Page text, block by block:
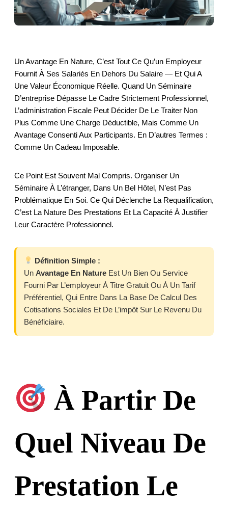
Un Avantage En Nature, C’est Tout Ce Qu’un Employeur
Fournit À Ses Salariés En Dehors Du Salaire — Et Qui A
Une Valeur Économique Réelle. Quand Un Séminaire
D’entreprise Dépasse Le Cadre Strictement Professionnel,
L’administration Fiscale Peut Décider De Le Traiter Non
Plus Comme Une Charge Déductible, Mais Comme Un
Avantage Consenti Aux Participants. En D’autres Termes :
Comme Un Cadeau Imposable.
Ce Point Est Souvent Mal Compris. Organiser Un
Séminaire À L’étranger, Dans Un Bel Hôtel, N’est Pas
Problématique En Soi. Ce Qui Déclenche La Requalification,
C’est La Nature Des Prestations Et La Capacité À Justifier
Leur Caractère Professionnel.
Définition Simple :
Un Avantage En Nature Est Un Bien Ou Service
Fourni Par L’employeur À Titre Gratuit Ou À Un Tarif
Préférentiel, Qui Entre Dans La Base De Calcul Des
Cotisations Sociales Et De L’impôt Sur Le Revenu Du
Bénéficiaire.
À Partir De
Quel Niveau De
Prestation Le